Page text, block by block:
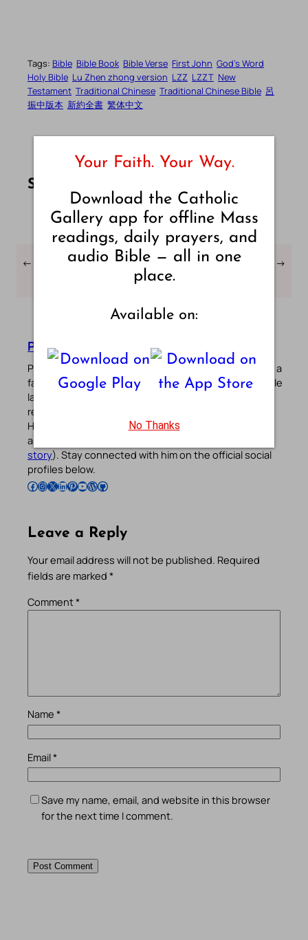
Tags: Bible Bible Book Bible Verse First John God’s Word
Holy Bible Lu Zhen zhong version LZZ LZZT New
Testament Traditional Chinese Traditional Chinese Bible 呂
振中版本 新約全書 繁体中文
Share:
←
First 約翰福音 章節 – 3 –
呂振中版本 – 繁体中文
First 約翰福音 章節 – 5 –
呂振中版本 – 繁体中文
→
Pradeep Augustine
Pradeep Augustine is the founder of Catholic Gallery, a
faith-driven platform sharing Mass Readings in multiple
languages, prayers, quotes, catechism, Bible plans,
reflections, and other spiritual resources since 2013.
He manages the website and the official
apps alongside his professional career (
story). Stay connected with him on the official social
profiles below.
Follow Pradeep on Facebook Follow Pradeep on InstagramFollow Pradeep on X Follow Pradeep on LinkedIn Follow Pradeep on Pinterest Subscribe to Pradeep’s Youtube Channel Follow Pradeep on WordPress Follow Pradeep on GitHub
Leave a Reply
Your email address will not be published. Required
fields are marked *
Comment*
Name *
Email*
Save my name, email, and website in this browser
for the next time I comment.
Your Faith. Your Way.
Download the Catholic
Gallery app for offline Mass
readings, daily prayers, and
audio Bible — all in one
place.
Available on:
No Thanks